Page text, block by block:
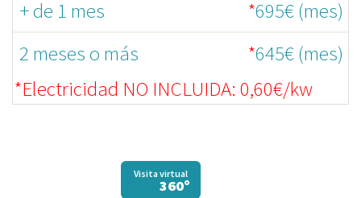
+ de 1 mes
*695€ (mes)
2 meses o más
*645€ (mes)
*Electricidad NO INCLUIDA: 0,60€/kw
Visita virtual
360º